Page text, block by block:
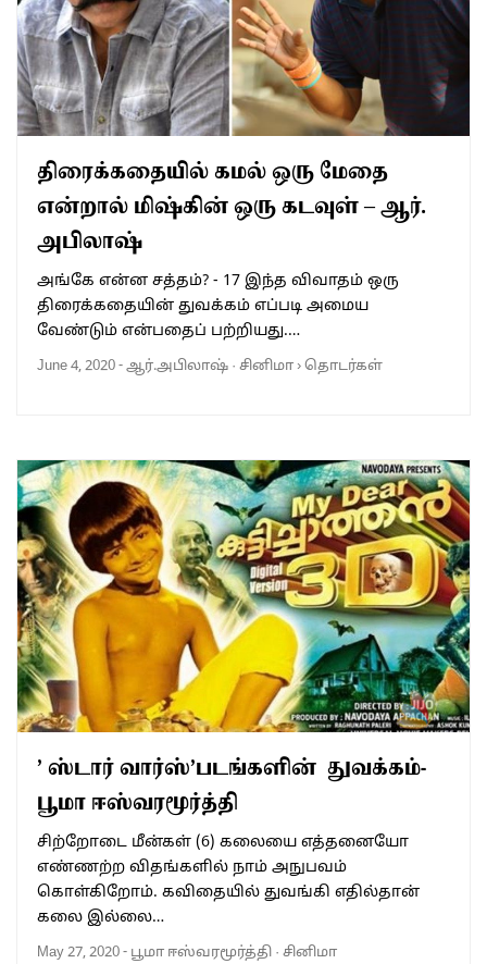
திரைக்கதையில் கமல் ஒரு மேதை
என்றால் மிஷ்கின் ஒரு கடவுள் – ஆர்.
அபிலாஷ்
அங்கே என்ன சத்தம்? - 17 இந்த விவாதம் ஒரு
திரைக்கதையின் துவக்கம் எப்படி அமைய
வேண்டும் என்பதைப் பற்றியது.…
June 4, 2020-ஆர்.அபிலாஷ் · சினிமா›தொடர்கள்
’ ஸ்டார் வார்ஸ்’படங்களின் துவக்கம்-
பூமா ஈஸ்வரமூர்த்தி
சிற்றோடை மீன்கள் (6) கலையை எத்தனையோ
எண்ணற்ற விதங்களில் நாம் அநுபவம்
கொள்கிறோம். கவிதையில் துவங்கி எதில்தான்
கலை இல்லை…
May 27, 2020- பூமா ஈஸ்வரமூர்த்தி · சினிமா